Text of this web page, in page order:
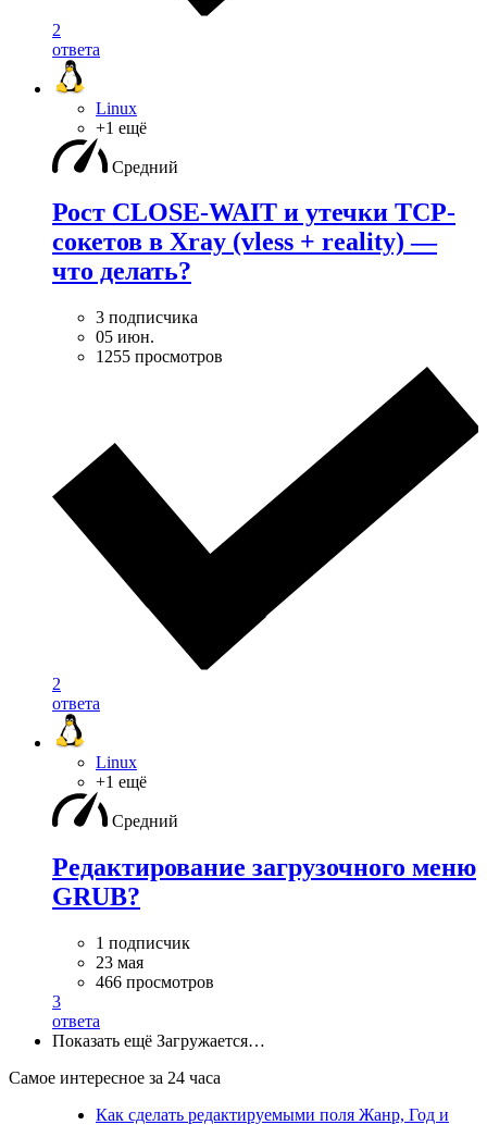
2
ответа
Linux
+1 ещё
Средний
Рост CLOSE-WAIT и утечки TCP-
сокетов в Xray (vless + reality) —
что делать?
3 подписчика
05 июн.
1255 просмотров
2
ответа
Linux
+1 ещё
Средний
Редактирование загрузочного меню
GRUB?
1 подписчик
23 мая
466 просмотров
3
ответа
Показать ещё Загружается…
Самое интересное за 24 часа
Как сделать редактируемыми поля Жанр, Год и